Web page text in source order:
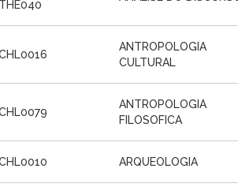
THE040
ANTROPOLOGIA
CULTURAL
ANTROPOLOGIA
FILOSOFICA
ARQUEOLOGIA